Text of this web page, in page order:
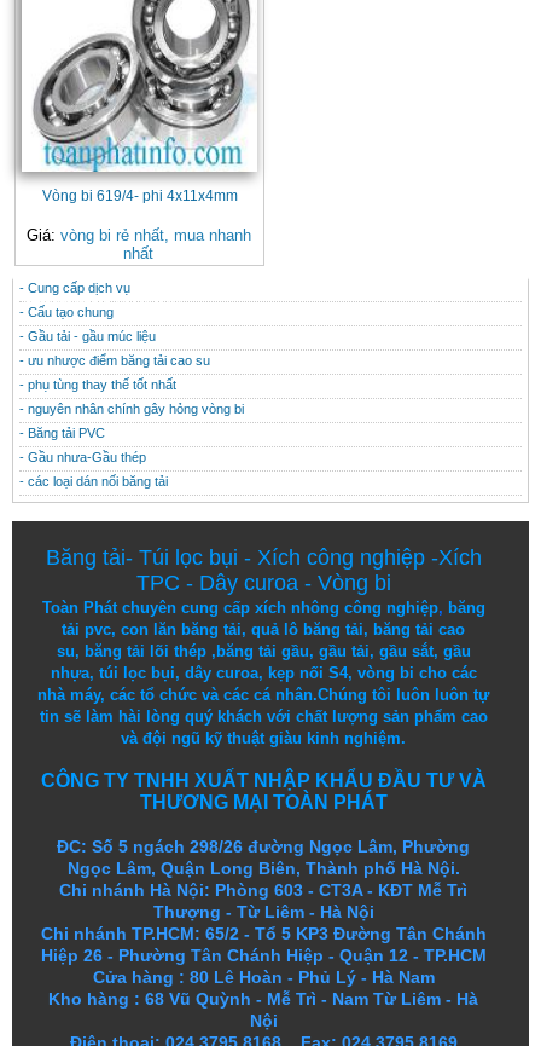
Vòng bi 619/4- phi 4x11x4mm
Giá: vòng bi rẻ nhất, mua nhanh
nhất
CONTACT
THÔNG TIN HỮU ÍCH
- Cung cấp dịch vụ
- Cấu tạo chung
- Gầu tải - gầu múc liệu
- ưu nhược điểm băng tải cao su
- phụ tùng thay thế tốt nhất
- nguyên nhân chính gây hỏng vòng bi
- Băng tải PVC
- Gầu nhưa-Gầu thép
- các loại dán nối băng tải
Băng tải- Túi lọc bụi - Xích công nghiệp-Xích
TPC - Dây curoa - Vòng bi
Toàn Phát chuyên cung cấp xích nhông công nghiệp, băng
tải pvc,con lăn băng tải,quả lô băng tải, băng tải cao
su, băng tải lõi thép,băng tải gầu, gầu tải, gầu sắt, gầu
nhựa, túi lọc bụi, dây curoa, kẹp nối S4, vòng bi cho các
nhà máy, các tổ chức và các cá nhân.Chúng tôi luôn luôn tự
tin sẽ làm hài lòng quý khách với chất lượng sảnphẩm cao
và đội ngũ kỹ thuật giàu kinh nghiệm.
CÔNG TY TNHH XUẤT NHẬP KHẨU ĐẦU TƯ VÀ
THƯƠNG MẠI TOÀN PHÁT
ĐC: Số 5 ngách 298/26 đường Ngọc Lâm, Phường
Ngọc Lâm, Quận Long Biên, Thành phố Hà Nội.
Chi nhánh Hà Nội: Phòng 603 - CT3A - KĐT Mễ Trì
Thượng - Từ Liêm - Hà Nội
Chi nhánh TP.HCM: 65/2 - Tổ 5 KP3 Đường Tân Chánh
Hiệp 26 - Phường Tân Chánh Hiệp - Quận 12 - TP.HCM
Cửa hàng : 80 Lê Hoàn - Phủ Lý - Hà Nam
Kho hàng :68 Vũ Quỳnh - Mễ Trì - Nam Từ Liêm - Hà
Nội
Điện thoại: 024.3795.8168 Fax: 024.3795.8169